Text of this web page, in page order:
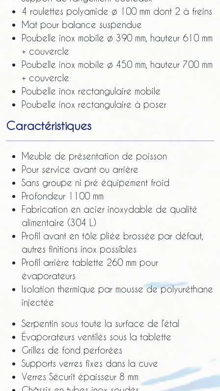
4 roulettes polyamide ø 100 mm dont 2 à freins
Mat pour balance suspendue
Poubelle inox mobile ø 390 mm, hauteur 610 mm
+ couvercle
Poubelle inox mobile ø 450 mm, hauteur 700 mm
+ couvercle
Poubelle inox rectangulaire mobile
Poubelle inox rectangulaire à poser
Caractéristiques
Meuble de présentation de poisson
Pour service avant ou arrière
Sans groupe ni pré équipement froid
Profondeur 1100 mm
Fabrication en acier inoxydable de qualité
alimentaire (304 L)
Profil avant en tôle pliée brossée par défaut,
autres finitions inox possibles
Profil arrière tablette 260 mm pour
évaporateurs
Isolation thermique par mousse de polyuréthane
injectée
Serpentin sous toute la surface de l’étal
Évaporateurs ventilés sous la tablette
Grilles de fond perforées
Supports verres fixes dans la cuve
Verres Sécurit épaisseur 8 mm